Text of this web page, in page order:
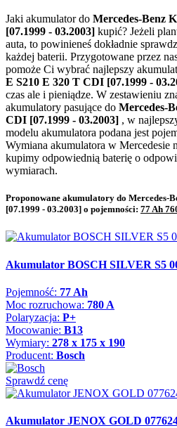
Jaki akumulator do Mercedes-Benz
[07.1999 - 03.2003] kupić? Jeżeli
auta, to powinieneś dokładnie
każdej baterii. Przygotowane przez
pomoże Ci wybrać najlepszy
E S210 E 320 T CDI [07.1999 -
czas ale i pieniądze. W zestawieniu
akumulatory pasujące do Mercedes-
CDI [07.1999 - 03.2003] , w
modelu akumulatora podana jest
Wymiana akumulatora w Mercedesie
kupimy odpowiednią baterię o
wymiarach.
Proponowane akumulatory do Mercedes-
[07.1999 - 03.2003] o pojemności: 77 Ah
Akumulator BOSCH SILVER S5
Pojemność: 77 Ah
Moc rozruchowa: 780 A
Polaryzacja: P+
Mocowanie: B13
Wymiary: 278 x 175 x 190
Producent: Bosch
Sprawdź cenę
Akumulator JENOX GOLD